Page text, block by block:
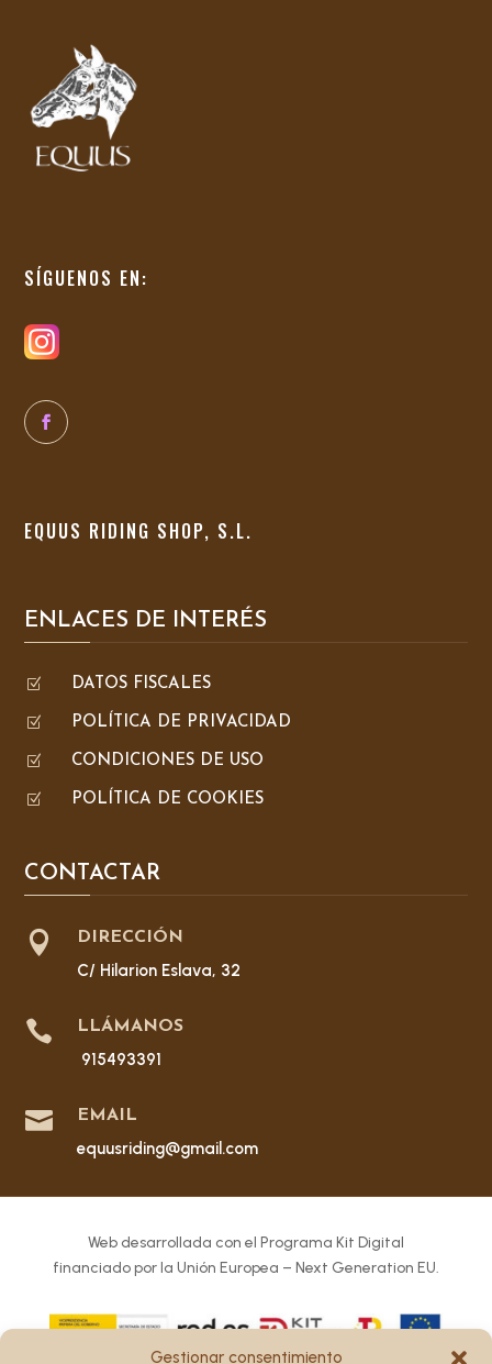
Gestionar consentimiento
SÍGUENOS EN:
EQUUS RIDING SHOP, S.L.
ENLACES DE INTERÉS
Z DATOS FISCALES
Z POLÍTICA DE PRIVACIDAD
Z CONDICIONES DE USO
Z POLÍTICA DE COOKIES
CONTACTAR
 DIRECCIÓN
C/ Hilarion Eslava, 32
 LLÁMANOS
915493391
 EMAIL
equusriding@gmail.com
Web desarrollada con el Programa Kit Digital
financiado por la Unión Europea – Next Generation EU.